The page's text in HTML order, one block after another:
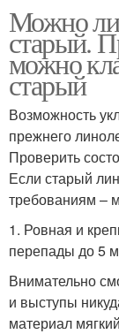
Можно ли
старый.
можно
старый
Возможность
прежнего
Проверить
Если старый
требованиям –
1. Ровная и
перепады до 5
Внимательно
и выступы
материал